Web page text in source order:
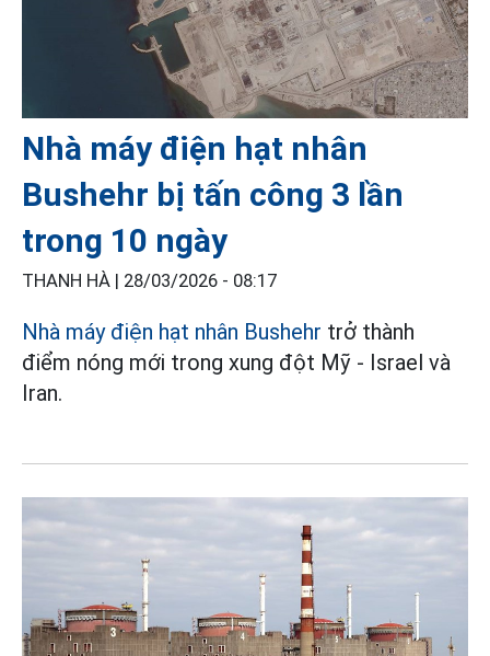
Nhà máy điện hạt nhân
Bushehr bị tấn công 3 lần
trong 10 ngày
THANH HÀ | 28/03/2026 - 08:17
Nhà máy điện hạt nhân Bushehr trở thành
điểm nóng mới trong xung đột Mỹ - Israel và
Iran.